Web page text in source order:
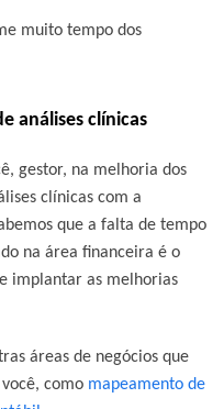
muito tempo dos
análises clínicas
gestor, na melhoria dos
clínicas com a
que a falta de tempo
na área financeira é o
implantar as melhorias
áreas de negócios que
como mapeamento de